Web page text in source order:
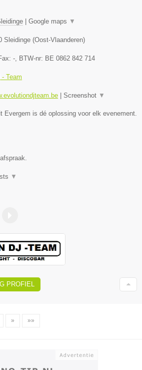
Google maps ▼
Sleidinge (Oost-Vlaanderen)
-, BTW-nr: BE 0862 842 714
- Team
Screenshot ▼
Evergem is dé oplossing voor elk evenement.
▼
PROFIEL
» »»